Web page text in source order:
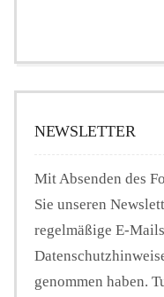
NEWSLETTER
Mit Absenden des
Sie unseren
regelmäßige E-
genommen haben.